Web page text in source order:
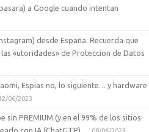
a Google cuando intentan
desde España. Recuerda que
«utoridades» de Proteccion de Datos
Espias no, lo siguiente… y hardware
06/2023
sin PREMIUM (y en el 99% de los sitios
con IA (ChatGTP).